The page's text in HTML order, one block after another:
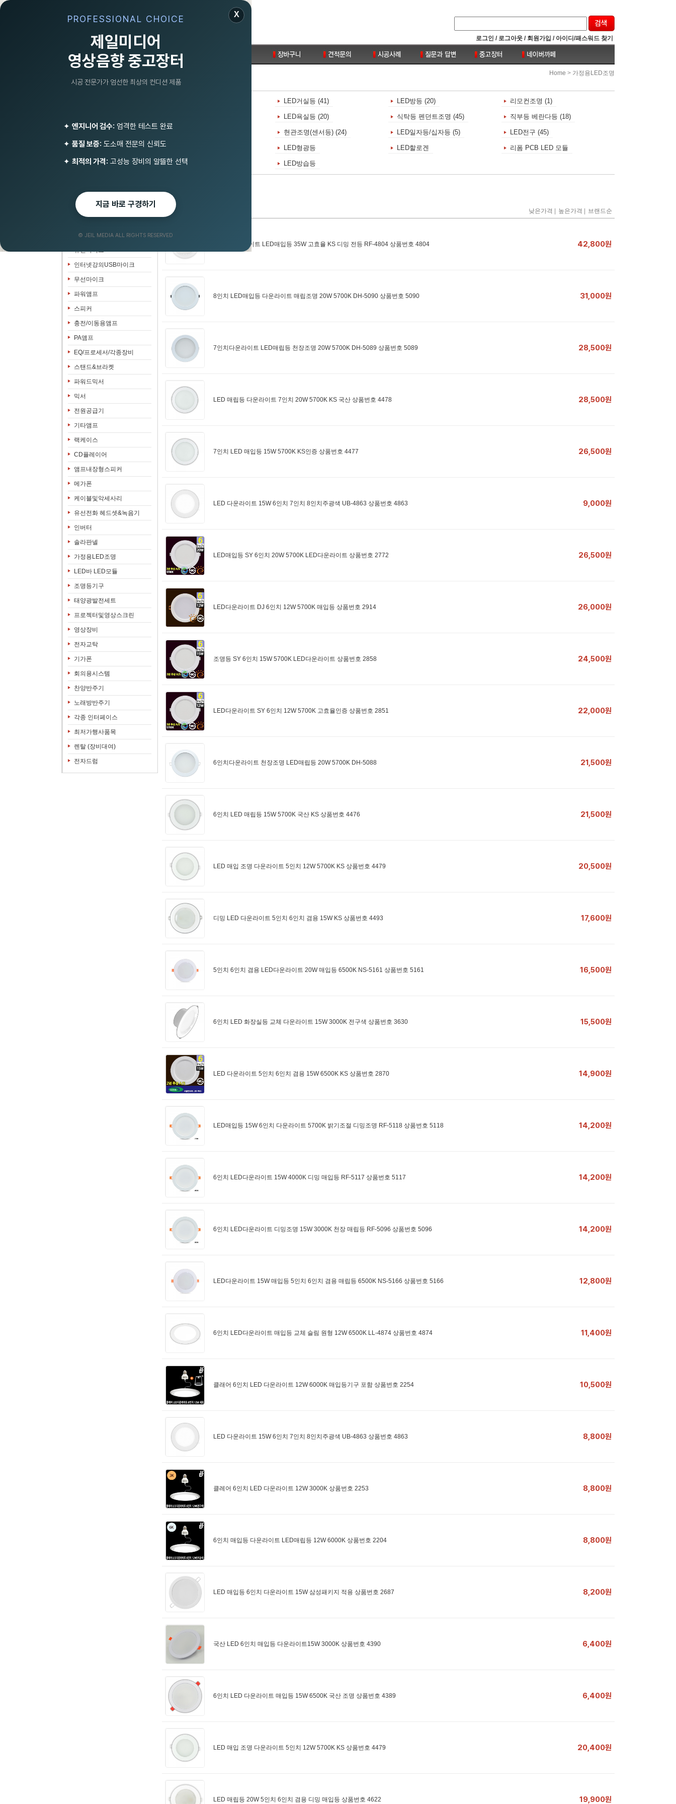
로그인 / 로그아웃 / 회원가입 / 아이디/패스워드 찾기
대면마이크(인터콤)
마이크
선거유세패키지
음향&영상패키지
유선마이크
인터넷강의USB마이크
무선마이크
파워앰프
스피커
충전/이동용앰프
PA앰프
EQ/프로세서/각종장비
스탠드&브라켓
파워드믹서
믹서
전원공급기
기타앰프
랙케이스
CD플레이어
앰프내장형스피커
메가폰
케이블및악세사리
유선전화 헤드셋&녹음기
인버터
솔라판넬
가정용LED조명
LED바 LED모듈
조명등기구
태양광발전세트
프로젝터및영상스크린
영상장비
전자교탁
기가폰
회의용시스템
찬양반주기
노래방반주기
각종 인터페이스
최저가행사품목
렌탈 (장비대여)
전자드럼
Home > 가정용LED조명
가정용LED조명
LED거실등 (41) LED방등 (20) 리모컨조명 (1)
LED욕실등 (20) 식탁등 펜던트조명 (45) 직부등 베란다등 (18)
현관조명(센서등) (24) LED일자등/십자등 (5) LED전구 (45)
LED형광등 LED할로겐 리폼 PCB LED 모듈
엣지평판조명 LED방습등
Total 낮은가격 높은가격 브랜드순
8인치 다운라이트 LED매입등 35W 고효율 KS 디밍 전등 RF-4804 상품번호 4804 42,800원
8인치 LED매입등 다운라이트 매립조명 20W 5700K DH-5090 상품번호 5090 31,000원
7인치다운라이트 LED매립등 천장조명 20W 5700K DH-5089 상품번호 5089 28,500원
LED 매립등 다운라이트 7인치 20W 5700K KS 국산 상품번호 4478 28,500원
7인치 LED 매입등 15W 5700K KS인증 상품번호 4477 26,500원
LED 다운라이트 15W 6인치 7인치 8인치주광색 UB-4863 상품번호 4863 9,000원
LED매입등 SY 6인치 20W 5700K LED다운라이트 상품번호 2772 26,500원
LED다운라이트 DJ 6인치 12W 5700K 매입등 상품번호 2914 26,000원
조명등 SY 6인치 15W 5700K LED다운라이트 상품번호 2858 24,500원
LED다운라이트 SY 6인치 12W 5700K 고효율인증 상품번호 2851 22,000원
6인치다운라이트 천장조명 LED매립등 20W 5700K DH-5088 21,500원
6인치 LED 매립등 15W 5700K 국산 KS 상품번호 4476 21,500원
LED 매입 조명 다운라이트 5인치 12W 5700K KS 상품번호 4479 20,500원
디밍 LED 다운라이트 5인치 6인치 겸용 15W KS 상품번호 4493 17,600원
5인치 6인치 겸용 LED다운라이트 20W 매입등 6500K NS-5161 상품번호 5161 16,500원
6인치 LED 화장실등 교체 다운라이트 15W 3000K 전구색 상품번호 3630 15,500원
LED 다운라이트 5인치 6인치 겸용 15W 6500K KS 상품번호 2870 14,900원
LED매입등 15W 6인치 다운라이트 5700K 밝기조절 디밍조명 RF-5118 상품번호 5118 14,200원
6인치 LED다운라이트 15W 4000K 디밍 매입등 RF-5117 상품번호 5117 14,200원
6인치 LED다운라이트 디밍조명 15W 3000K 천장 매립등 RF-5096 상품번호 5096 14,200원
LED다운라이트 15W 매입등 5인치 6인치 겸용 매립등 6500K NS-5166 상품번호 5166 12,800원
6인치 LED다운라이트 매입등 교체 슬림 원형 12W 6500K LL-4874 상품번호 4874 11,400원
클래어 6인치 LED 다운라이트 12W 6000K 매입등기구 포함 상품번호 2254 10,500원
LED 다운라이트 15W 6인치 7인치 8인치주광색 UB-4863 상품번호 4863 8,800원
클레어 6인치 LED 다운라이트 12W 3000K 상품번호 2253 8,800원
6인치 매입등 다운라이트 LED매립등 12W 6000K 상품번호 2204 8,800원
LED 매입등 6인치 다운라이트 15W 삼성패키지 적용 상품번호 2687 8,200원
국산 LED 6인치 매입등 다운라이트15W 3000K 상품번호 4390 6,400원
6인치 LED 다운라이트 매입등 15W 6500K 국산 조명 상품번호 4389 6,400원
LED 매입 조명 다운라이트 5인치 12W 5700K KS 상품번호 4479 20,400원
LED 매립등 20W 5인치 6인치 겸용 디밍 매입등 상품번호 4622 19,900원
X
PROFESSIONAL CHOICE
제일미디어
영상음향 중고장터
시공 전문가가 엄선한 최상의 컨디션 제품
✦ 엔지니어 검수: 엄격한 테스트 완료
✦ 품질 보증: 도소매 전문의 신뢰도
✦ 최적의 가격: 고성능 장비의 알뜰한 선택
지금 바로 구경하기
© JEIL MEDIA ALL RIGHTS RESERVED